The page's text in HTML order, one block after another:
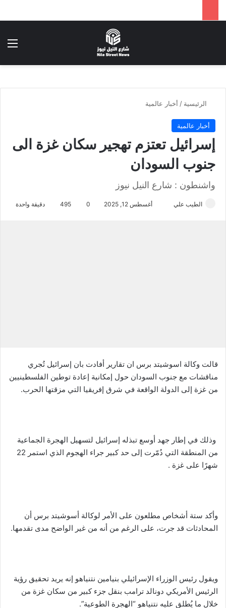
الرئيسية / أخبار عالمية
أخبار عالمية
إسرائيل تعتزم تهجير سكان غزة الى
جنوب السودان
واشنطون : شارع النيل نيوز
الطيب علي
ر
ن
أغسطس 12, 2025 0
495 دقيقة واحدة
قالت وكالة اسوشيتد برس ان تقارير أفادت بان إسرائيل تُجري
مناقشات مع جنوب السودان حول إمكانية إعادة توطين الفلسطينيين
من غزة إلى الدولة الواقعة في شرق إفريقيا التي مزقتها الحرب.
وذلك في إطار جهد أوسع تبذله إسرائيل لتسهيل الهجرة الجماعية
من المنطقة التي دُمّرت إلى حد كبير جراء الهجوم الذي استمر 22
شهرًا على غزة .
وأكد ستة أشخاص مطلعون على الأمر لوكالة أسوشيتد برس أن
المحادثات قد جرت، على الرغم من أنه من غير الواضح مدى تقدمها.
ويقول رئيس الوزراء الإسرائيلي بنيامين نتنياهو إنه يريد تحقيق رؤية
الرئيس الأمريكي دونالد ترامب بنقل جزء كبير من سكان غزة من
خلال ما يُطلق عليه نتنياهو “الهجرة الطوعية”.